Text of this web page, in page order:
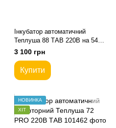
Інкубатор автоматичний
Теплуша 88 ТАВ 220В на 54
курячих яйця
3 100 грн
Купити
НОВИНКА
ХІТ